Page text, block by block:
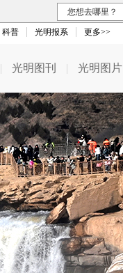
您想去哪里？
科普 光明报系 更多>>
| 光明图刊 | 光明图片